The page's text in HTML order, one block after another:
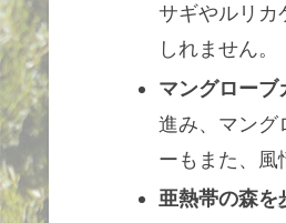
サギやルリカ
しれません。
マングローブ
進み、マング
ーもまた、風
亜熱帯の森を